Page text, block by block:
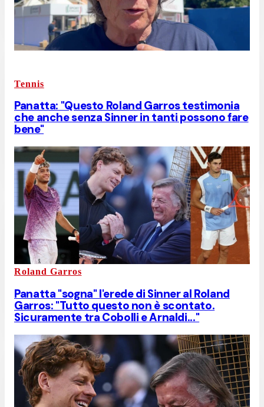
Tennis
Panatta: "Questo Roland Garros testimonia
che anche senza Sinner in tanti possono fare
bene"
Roland Garros
Panatta "sogna" l'erede di Sinner al Roland
Garros: "Tutto questo non è scontato.
Sicuramente tra Cobolli e Arnaldi..."